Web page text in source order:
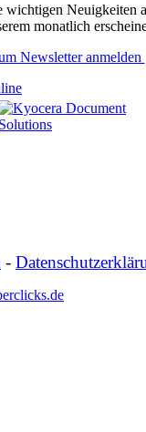
wichtigen Neuigkeiten
monatlich
Newsletter anmelden
-